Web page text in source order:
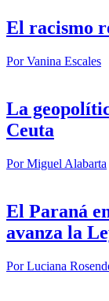
El racismo
PorVanina Escales
La
Ceuta
PorMiguel Alabarta
El Paraná
avanza la
PorLuciana